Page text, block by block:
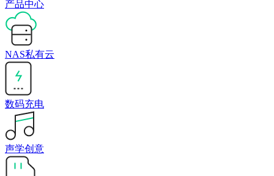
产品中心
NAS私有云
数码充电
声学创意